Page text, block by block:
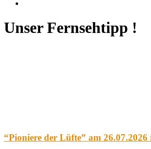
Unser Fernsehtipp !
“Pioniere der Lüfte” am